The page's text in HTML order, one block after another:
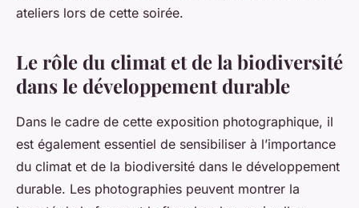
ateliers lors de cette soirée.
Le rôle du climat et de la biodiversité
dans le développement durable
Dans le cadre de cette exposition photographique, il
est également essentiel de sensibiliser à l’importance
du climat et de la biodiversité dans le développement
durable. Les photographies peuvent montrer la